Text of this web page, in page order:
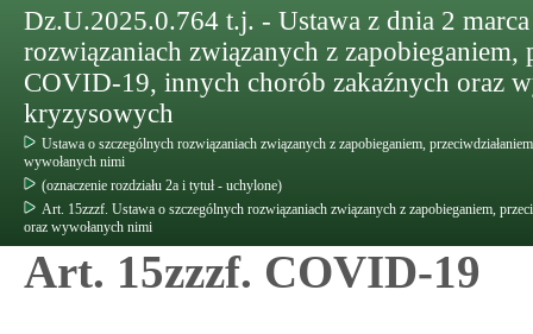
Dz.U.2025.0.764 t.j. - Ustawa z dnia 2
rozwiązaniach związanych z zapobieganiem,
COVID-19, innych chorób zakaźnych oraz
kryzysowych
Ustawa o szczególnych rozwiązaniach związanych z zapobieganiem,
wywołanych nimi
(oznaczenie rozdziału 2a i tytuł - uchylone)
Art. 15zzzf. Ustawa o szczególnych rozwiązaniach związanych z zapobieganiem,
oraz wywołanych nimi
Art. 15zzzf. COVID-19